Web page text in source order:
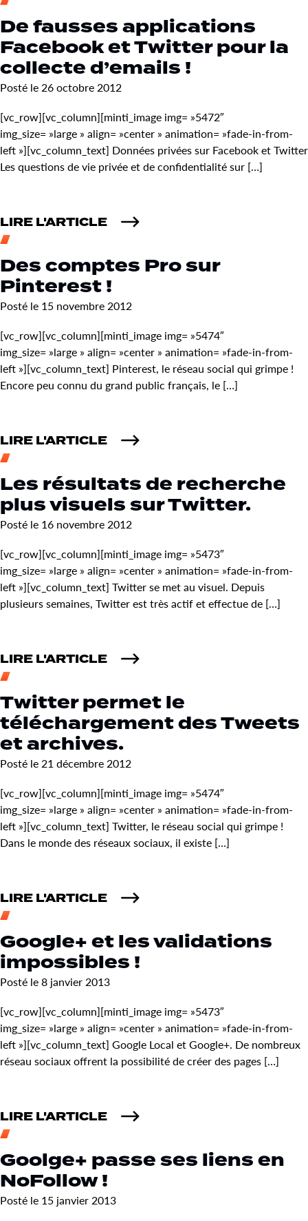
De fausses applications
Facebook et Twitter pour la
collecte d’emails !
Posté le 26 octobre 2012
[vc_row][vc_column][minti_image img= »5472″
img_size= »large » align= »center » animation= »fade-in-from-
left »][vc_column_text] Données privées sur Facebook et Twitter
Les questions de vie privée et de confidentialité sur […]
LIRE L'ARTICLE
Des comptes Pro sur
Pinterest !
Posté le 15 novembre 2012
[vc_row][vc_column][minti_image img= »5474″
img_size= »large » align= »center » animation= »fade-in-from-
left »][vc_column_text] Pinterest, le réseau social qui grimpe !
Encore peu connu du grand public français, le […]
LIRE L'ARTICLE
Les résultats de recherche
plus visuels sur Twitter.
Posté le 16 novembre 2012
[vc_row][vc_column][minti_image img= »5473″
img_size= »large » align= »center » animation= »fade-in-from-
left »][vc_column_text] Twitter se met au visuel. Depuis
plusieurs semaines, Twitter est très actif et effectue de […]
LIRE L'ARTICLE
Twitter permet le
téléchargement des Tweets
et archives.
Posté le 21 décembre 2012
[vc_row][vc_column][minti_image img= »5474″
img_size= »large » align= »center » animation= »fade-in-from-
left »][vc_column_text] Twitter, le réseau social qui grimpe !
Dans le monde des réseaux sociaux, il existe […]
LIRE L'ARTICLE
Google+ et les validations
impossibles !
Posté le 8 janvier 2013
[vc_row][vc_column][minti_image img= »5473″
img_size= »large » align= »center » animation= »fade-in-from-
left »][vc_column_text] Google Local et Google+. De nombreux
réseau sociaux offrent la possibilité de créer des pages […]
LIRE L'ARTICLE
Goolge+ passe ses liens en
NoFollow !
Posté le 15 janvier 2013